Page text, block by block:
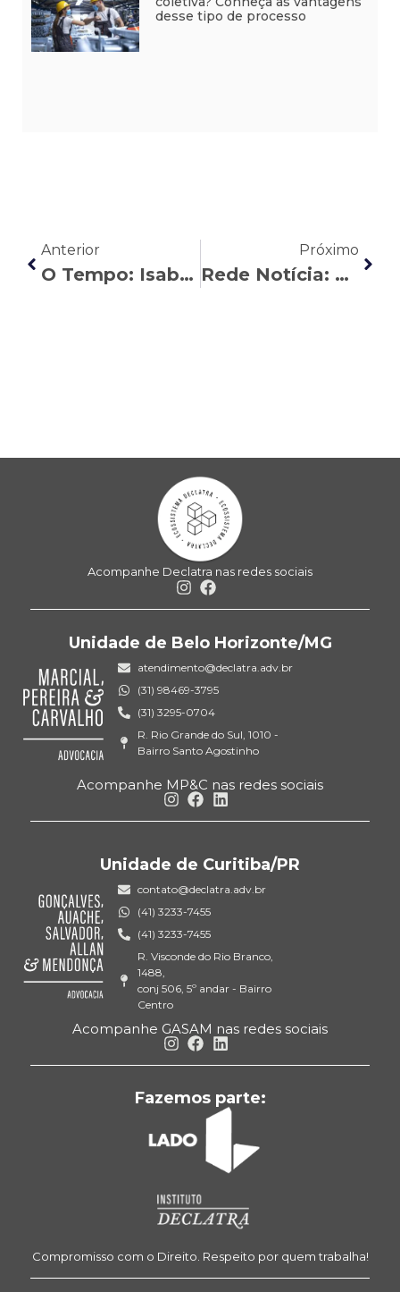
desse tipo de processo
Anterior
O Tempo: Isabela Monteira explica se o carnaval é feriado para todo mundo
Próximo
Rede Notícia: Kleber Carvalho aborda o debate sobre o fim da escala 6 x 1
Acompanhe Declatra nas redes sociais
Unidade de Belo Horizonte/MG
atendimento@declatra.adv.br
(31) 98469-3795
(31) 3295-0704
R. Rio Grande do Sul, 1010 -
Bairro Santo Agostinho
Acompanhe MP&C nas redes sociais
Unidade de Curitiba/PR
contato@declatra.adv.br
(41) 3233-7455
(41) 3233-7455
R. Visconde do Rio Branco,
1488,
conj 506, 5º andar - Bairro
Centro
Acompanhe GASAM nas redes sociais
Fazemos parte:
Compromisso com o Direito. Respeito por quem trabalha!